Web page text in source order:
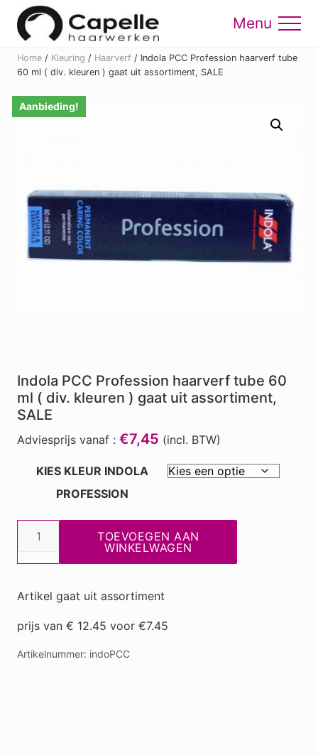
Menu
Skip
content
Skip
Menu
Home / Kleuring / Haarverf / Indola PCC Profession haarverf tube
60 ml ( div. kleuren ) gaat uit assortiment, SALE
Aanbieding!
Indola PCC Profession haarverf tube 60
ml ( div. kleuren ) gaat uit assortiment,
SALE
Adviesprijs vanaf : €7,45 (incl. BTW)
KIES KLEUR INDOLA
PROFESSION
Indola
Profession
tube
60
(
TOEVOEGEN AAN
WINKELWAGEN
Artikel gaat uit assortiment
prijs van € 12.45 voor €7.45
Artikelnummer: indoPCC